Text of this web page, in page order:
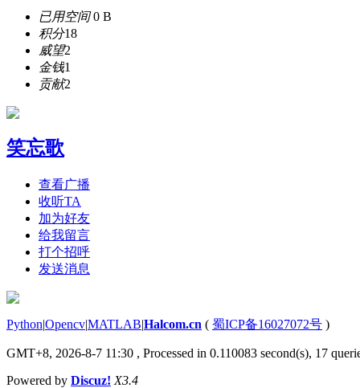
已用空间0 B
积分18
威望2
金钱1
贡献2
笑忘歌
查看广播
收听TA
加为好友
给我留言
打个招呼
发送消息
Python|Opencv|MATLAB|Halcom.cn ( 蜀ICP备16027072号 )
GMT+8, 2026-8-7 11:30 , Processed in 0.110083 second(s), 17
Powered by Discuz! X3.4